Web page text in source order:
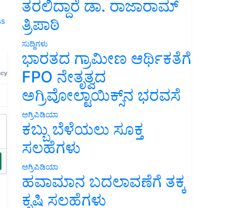
ತರಲಿದ್ದಾರೆ ಡಾ. ರಾಜಾರಾಮ್
ತ್ರಿಪಾಠಿ
ಸುದ್ದಿಗಳು
ಭಾರತದ ಗ್ರಾಮೀಣ ಆರ್ಥಿಕತೆಗೆ
FPO ನೇತೃತ್ವದ
ಅಗ್ರಿವೋಲ್ಟಾಯಿಕ್ಸ್‌ನ ಭರವಸೆ
ಅಗ್ರಿಪಿಡಿಯಾ
ಕಬ್ಬು ಬೆಳೆಯಲು ಸೂಕ್ತ
ಸಲಹೆಗಳು
ಅಗ್ರಿಪಿಡಿಯಾ
ಹವಾಮಾನ ಬದಲಾವಣೆಗೆ ತಕ್ಕ
ಕೃಷಿ ಸಲಹೆಗಳು